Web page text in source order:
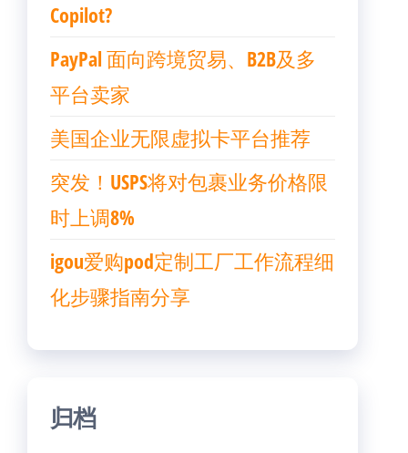
Copilot?
PayPal 面向跨境贸易、B2B及多
平台卖家
美国企业无限虚拟卡平台推荐
突发！USPS将对包裹业务价格限
时上调8%
igou爱购pod定制工厂工作流程细
化步骤指南分享
归档